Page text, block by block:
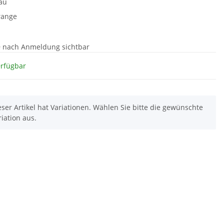
nach Anmeldung sichtbar
Artikel hat Variationen. Wählen Sie bitte die gewünschte
aus.